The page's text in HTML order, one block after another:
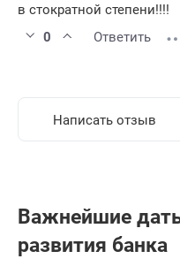
в стократной степени!!!!
0
Ответить
Написать отзыв
Важнейшие
развития банка